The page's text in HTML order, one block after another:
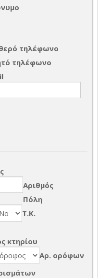
τηλέφωνο
τηλέφωνο
Αριθμός
Πόλη
Τ.Κ.
κτηρίου
Αρ. ορόφων